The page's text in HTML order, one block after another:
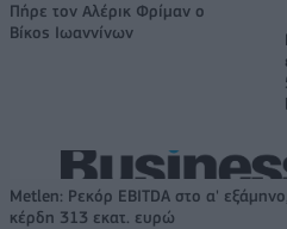
Πήρε τον Αλέρικ Φρίμαν ο
Βίκος Ιωαννίνων
Metlen: Ρεκόρ EBITDA στο α'
κέρδη 313 εκατ. ευρώ